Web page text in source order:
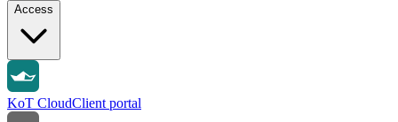
Access
KoT CloudClient portal